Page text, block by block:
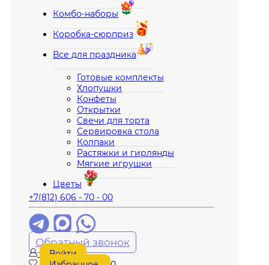
Комбо-наборы
Коробка-сюрприз
Все для праздника
Готовые комплекты
Хлопушки
Конфеты
Открытки
Свечи для торта
Сервировка стола
Колпаки
Растяжки и гирлянды
Мягкие игрушки
Цветы
+7(812) 606 - 70 - 00
Обратный звонок
Войти